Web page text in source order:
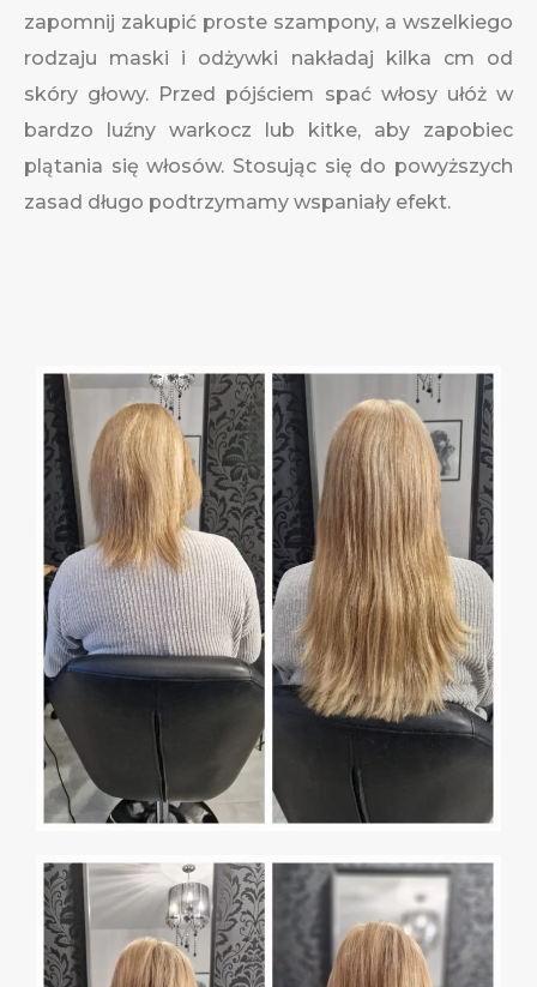
zapomnij zakupić proste szampony, a wszelkiego
rodzaju maski i odżywki nakładaj kilka cm od
skóry głowy. Przed pójściem spać włosy ułóż w
bardzo luźny warkocz lub kitke, aby zapobiec
plątania się włosów. Stosując się do powyższych
zasad długo podtrzymamy wspaniały efekt.